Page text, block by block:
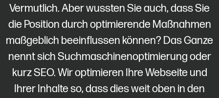
Vermutlich. Aber wussten Sie auch, dass Sie
die Position durch optimierende Maßnahmen
maßgeblich beeinflussen können? Das Ganze
nennt sich Suchmaschinenoptimierung oder
kurz SEO. Wir optimieren Ihre Webseite und
Ihrer Inhalte so, dass dies weit oben in den